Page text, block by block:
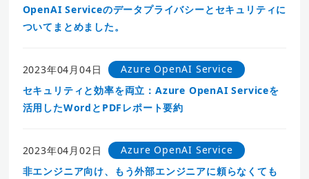
OpenAI Serviceのデータプライバシーとセキュリティに
ついてまとめました。
2023年04月04日
Azure OpenAI Service
セキュリティと効率を両立：Azure OpenAI Serviceを
活用したWordとPDFレポート要約
2023年04月02日
Azure OpenAI Service
非エンジニア向け、もう外部エンジニアに頼らなくても